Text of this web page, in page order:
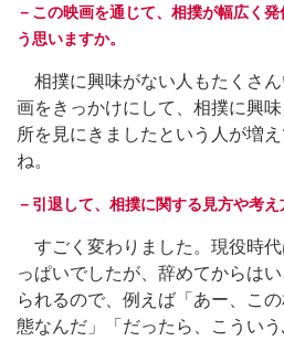
－この映画を通じて、相撲が幅広く
う思いますか。
相撲に興味がない人もたくさ
画をきっかけにして、相撲に興
所を見にきましたという人が増
ね。
－引退して、相撲に関する見方や考え
すごく変わりました。現役時
っぱいでしたが、辞めてからは
られるので、例えば「あー、こ
態なんだ」「だったら、こうい